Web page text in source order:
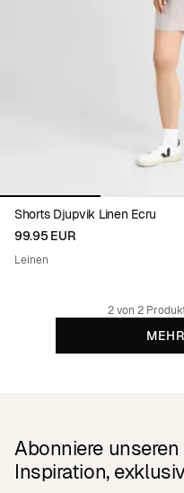
Shorts Djupvik Linen Ecru
99.95 EUR
Leinen
2 von 2
Abonniere
Inspiration,